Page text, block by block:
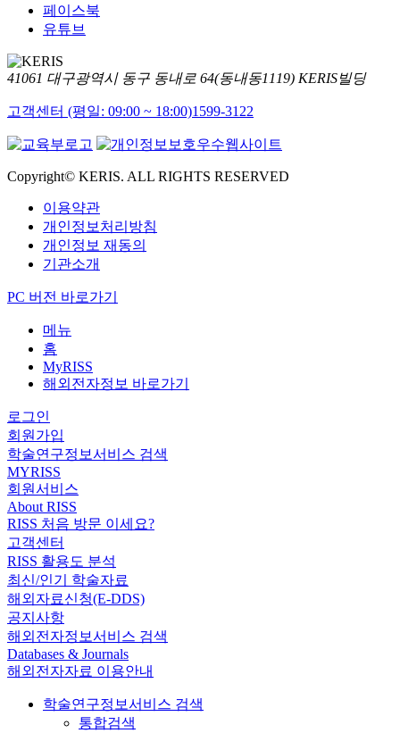
페이스북
유튜브
41061 대구광역시 동구 동내로 64(동내동1119) KERIS빌딩
고객센터 (평일: 09:00 ~ 18:00)1599-3122
Copyright© KERIS. ALL RIGHTS RESERVED
이용약관
개인정보처리방침
개인정보 재동의
기관소개
PC 버전 바로가기
메뉴
홈
MyRISS
해외전자정보 바로가기
로그인
회원가입
학술연구정보서비스 검색
MYRISS
회원서비스
About RISS
RISS 처음 방문 이세요?
고객센터
RISS 활용도 분석
최신/인기 학술자료
해외자료신청(E-DDS)
공지사항
해외전자정보서비스 검색
Databases & Journals
해외전자자료 이용안내
학술연구정보서비스 검색
통합검색